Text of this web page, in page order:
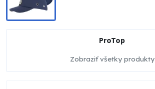
ProTop
Zobraziť všetky produkty